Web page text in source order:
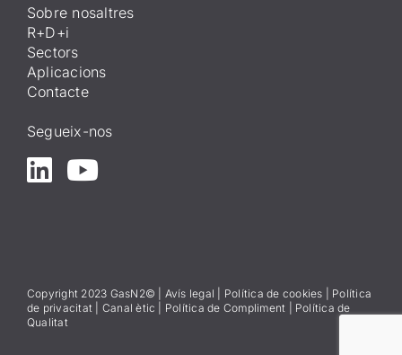
Sobre nosaltres
R+D+i
Sectors
Aplicacions
Contacte
Segueix-nos
Copyright 2023 GasN2© | Avís legal Política de cookies
Política
de privacitat
Canal ètic Política de Compliment
Política de
Qualitat